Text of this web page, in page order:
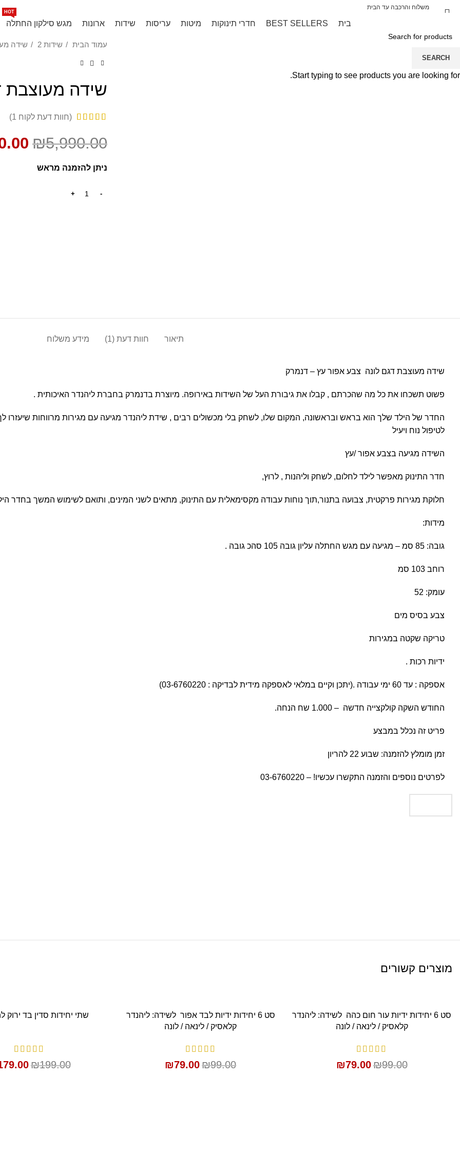
משלוח והרכבה עד הבית
בית BEST SELLERS חדרי תינוקות מיטות עריסות שידות ארונות מגש סילקון החתלה
HOT
עמוד הבית שידות 2 שידה
שידה מעוצבת
(חוות דעת לקוח 1
)
₪5,990.00
ניתן להזמנה מראש
תיאור חוות דעת (1) מידע משלוח
שידה מעוצבת דגם לונה צבע אפור עץ – דנמרק
פשוט תשכחו את כל מה שהכרתם , קבלו את גיבורת העל של השידות באירופה. מיוצרת בדנמרק בחברת ליהנדר האיכותית .
החדר של הילד שלך הוא בראש ובראשונה, המקום שלו, לשחק בלי מכשולים רבים , שידת ליהנדר מגיעה עם מגירות מרווחות שיעזרו
לטיפול נוח ויעיל
השידה מגיעה בצבע אפור /עץ
חדר התינוק מאפשר לילד לחלום, לשחק וליהנות , לרוץ,
חלוקת מגירות פרקטית, צבועה בתנור,תוך נוחות עבודה מקסימאלית עם התינוק, מתאים לשני המינים, ותואם לשימוש המשך בחדר
מידות:
גובה: 85 סמ – מגיעה עם מגש החתלה עליון גובה 105 סהכ גובה .
רוחב 103 סמ
עומק: 52
צבע בסיס מים
טריקה שקטה במגירות
ידיות רכות .
אספקה : עד 60 ימי עבודה .(יתכן וקיים במלאי לאספקה מידית לבדיקה : 03-6760220)
החודש השקה קולקצייה חדשה – 1.000 שח הנחה.
פריט זה נכלל במבצע
זמן מומלץ להזמנה: שבוע 22 להריון
לפרטים נוספים והזמנה התקשרו עכשיו! – 03-6760220
מוצרים קשורים
הוספה לסל
סט 6 יחידות ידיות עור חום כהה לשידה: ליהנדר
קלאסיק / לינאה / לונה
₪99.00
₪79.00
הוספה לסל
סט 6 יחידות ידיות לבד אפור לשידה: ליהנדר
קלאסיק / לינאה / לונה
₪99.00
₪79.00
הוספה לסל
שתי יחידות סדין בד ירוק
₪199.00
SEARCH
Start typing to see products you are looking for.